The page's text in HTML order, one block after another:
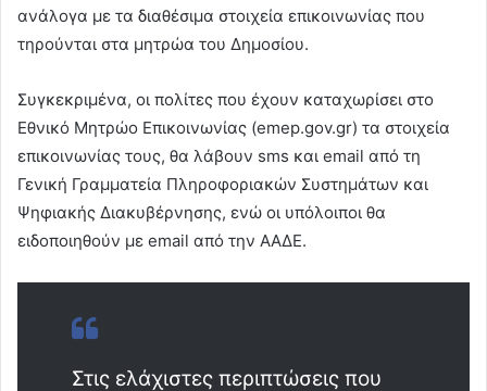
ανάλογα με τα διαθέσιμα στοιχεία επικοινωνίας που
τηρούνται στα μητρώα του Δημοσίου.
Συγκεκριμένα, οι πολίτες που έχουν καταχωρίσει στο
Εθνικό Μητρώο Επικοινωνίας (emep.gov.gr) τα στοιχεία
επικοινωνίας τους, θα λάβουν sms και email από τη
Γενική Γραμματεία Πληροφοριακών Συστημάτων και
Ψηφιακής Διακυβέρνησης, ενώ οι υπόλοιποι θα
ειδοποιηθούν με email από την ΑΑΔΕ.
Στις ελάχιστες περιπτώσεις που